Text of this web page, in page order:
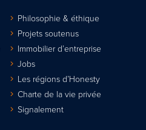
Philosophie & éthique
Projets soutenus
Immobilier d’entreprise
Jobs
Les régions d’Honesty
Charte de la vie privée
Signalement